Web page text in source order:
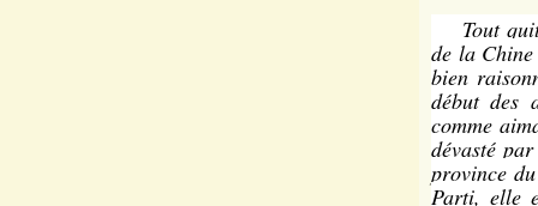
Tout
de la
bien
début des
comme
dévasté
province
Parti, elle